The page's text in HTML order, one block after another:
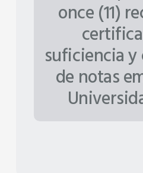
once (11)
suficiencia
de notas